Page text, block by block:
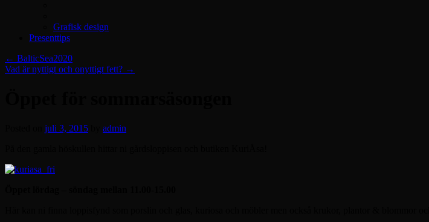
Grafisk design
Presenttips
← BalticSea2020
Vad är nyttigt och onyttigt fett? →
juli 3, 2015
admin